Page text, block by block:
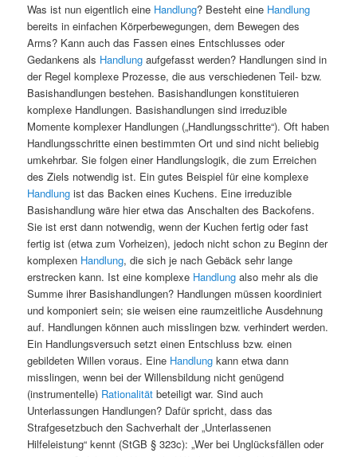
Was ist nun eigentlich eine Handlung? Besteht eine Handlung
bereits in einfachen Körperbewegungen, dem Bewegen des
Arms? Kann auch das Fassen eines Entschlusses oder
Gedankens als Handlung aufgefasst werden? Handlungen sind in
der Regel komplexe Prozesse, die aus verschiedenen Teil- bzw.
Basishandlungen bestehen. Basishandlungen konstituieren
komplexe Handlungen. Basishandlungen sind irreduzible
Momente komplexer Handlungen („Handlungsschritte“). Oft haben
Handlungsschritte einen bestimmten Ort und sind nicht beliebig
umkehrbar. Sie folgen einer Handlungslogik, die zum Erreichen
des Ziels notwendig ist. Ein gutes Beispiel für eine komplexe
Handlung ist das Backen eines Kuchens. Eine irreduzible
Basishandlung wäre hier etwa das Anschalten des Backofens.
Sie ist erst dann notwendig, wenn der Kuchen fertig oder fast
fertig ist (etwa zum Vorheizen), jedoch nicht schon zu Beginn der
komplexen Handlung, die sich je nach Gebäck sehr lange
erstrecken kann. Ist eine komplexe Handlung also mehr als die
Summe ihrer Basishandlungen? Handlungen müssen koordiniert
und komponiert sein; sie weisen eine raumzeitliche Ausdehnung
auf. Handlungen können auch misslingen bzw. verhindert werden.
Ein Handlungsversuch setzt einen Entschluss bzw. einen
gebildeten Willen voraus. Eine Handlung kann etwa dann
misslingen, wenn bei der Willensbildung nicht genügend
(instrumentelle) Rationalität beteiligt war. Sind auch
Unterlassungen Handlungen? Dafür spricht, dass das
Strafgesetzbuch den Sachverhalt der „Unterlassenen
Hilfeleistung“ kennt (StGB § 323c): „Wer bei Unglücksfällen oder